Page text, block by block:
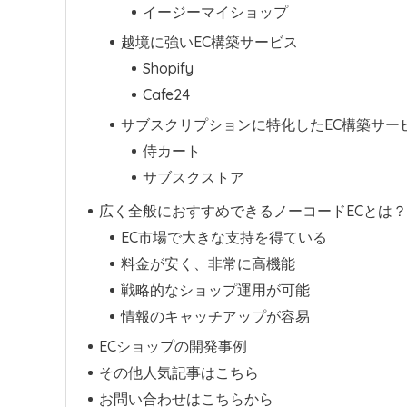
イージーマイショップ
越境に強いEC構築サービス
Shopify
Cafe24
サブスクリプションに特化したEC構築サー
侍カート
サブスクストア
広く全般におすすめできるノーコードECとは？
EC市場で大きな支持を得ている
料金が安く、非常に高機能
戦略的なショップ運用が可能
情報のキャッチアップが容易
ECショップの開発事例
その他人気記事はこちら
お問い合わせはこちらから